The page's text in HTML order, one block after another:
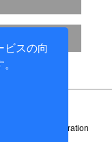
ビスの向
SYSTEMS Corporation